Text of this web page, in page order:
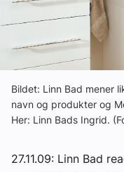
Om VVS Aktuelt
Kontakt oss:
Annonsere i VVS
Tips oss
Bildet: Linn Bad mener
navn og produkter og
Her: Linn Bads Ingrid.
27.11.09: Linn Bad